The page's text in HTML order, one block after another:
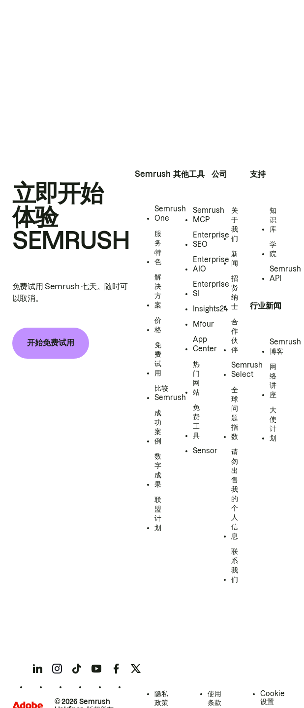
立即开始
体验
SEMRUSH
免费试用 Semrush 七天。随时可
以取消。
开始免费试用
Semrush
Semrush
One
服
务
特
色
解
决
方
案
价
格
免
费
试
用
比较
Semrush
成
功
案
例
数
字
成
果
联
盟
计
划
其他工具
Semrush
MCP
Enterprise
SEO
Enterprise
AIO
Enterprise
SI
Insights24
Mfour
App
Center
热
门
网
站
免
费
工
具
Sensor
公司
关
于
我
们
新
闻
招
贤
纳
士
合
作
伙
伴
Semrush
Select
全
球
问
题
指
数
请
勿
出
售
我
的
个
人
信
息
联
系
我
们
支持
知
识
库
学
院
Semrush
API
行业新闻
Semrush
博客
网
络
讲
座
大
使
计
划
© 2026 Semrush
隐私
政策
使用
条款
Cookie
设置